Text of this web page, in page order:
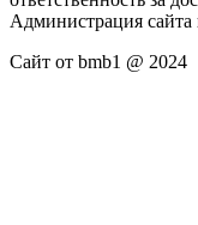
Администрация сайта
Сайт от bmb1 @ 2024